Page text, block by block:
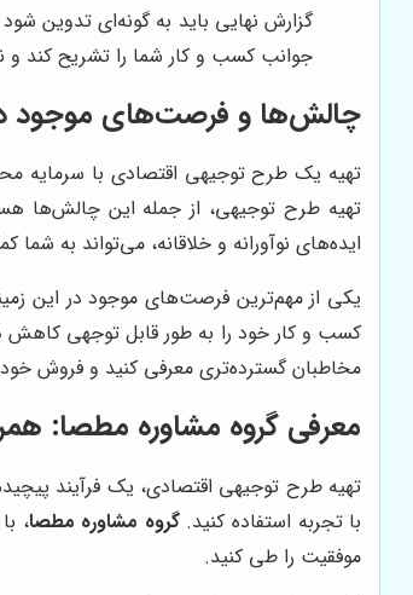
گزارش نهایی باید به گونه‌ای تدوین
جوانب کسب و کار شما را تشریح کند و
چالش‌ها و فرصت‌های موجود
تهیه یک طرح توجیهی اقتصادی با سرمایه
تهیه طرح توجیهی، از جمله این چالش‌ها
ایده‌های نوآورانه و خلاقانه، می‌تواند به
یکی از مهم‌ترین فرصت‌های موجود در این
کسب و کار خود را به طور قابل توجهی کاهش
مخاطبان گسترده‌تری معرفی کنید و فروش
معرفی گروه مشاوره مطصا:
تهیه طرح توجیهی اقتصادی، یک فرآیند
با تجربه استفاده کنید.گروه مشاوره مطصا،
موفقیت را طی کنید.